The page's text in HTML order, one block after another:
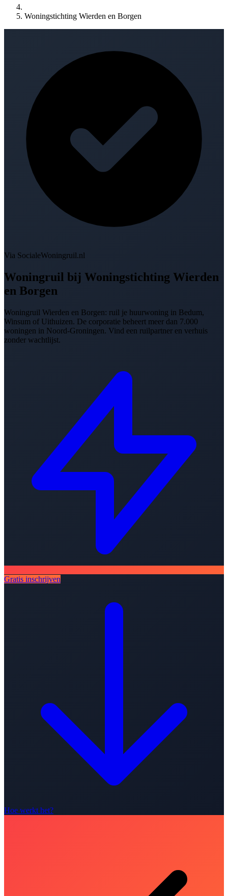
Woningstichting Wierden en Borgen
Via SocialeWoningruil.nl
Woningruil bij Woningstichting Wierden
en Borgen
Woningruil Wierden en Borgen: ruil je huurwoning in Bedum,
Winsum of Uithuizen. De corporatie beheert meer dan 7.000
woningen in Noord-Groningen. Vind een ruilpartner en verhuis
zonder wachtlijst.
Gratis inschrijven
Hoe werkt het?